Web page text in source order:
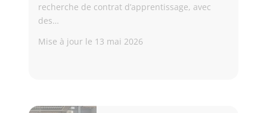
recherche de contrat d’apprentissage, avec
des…
Mise à jour le 13 mai 2026